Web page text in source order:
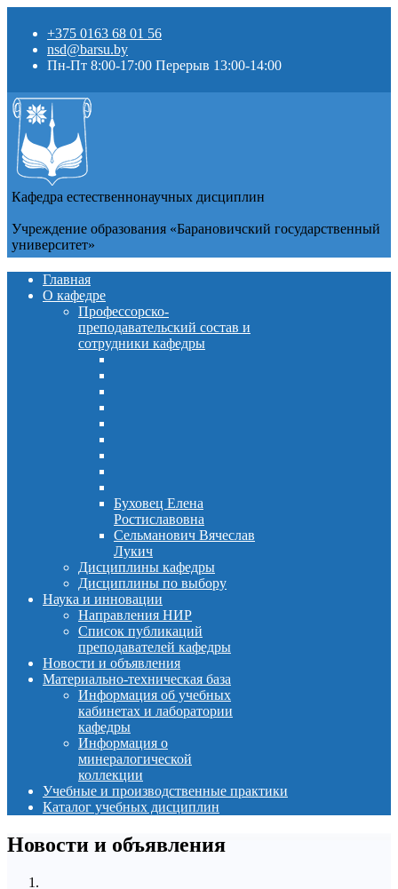
+375 0163 68 01 56
nsd@barsu.by
Пн-Пт 8:00-17:00 Перерыв 13:00-14:00
Кафедра естественнонаучных дисциплин
Учреждение образования «Барановичский государственный
университет»
Главная
О кафедре
Профессорско-
преподавательский состав и
сотрудники кафедры
Буховец Елена
Ростиславовна
Сельманович Вячеслав
Лукич
Дисциплины кафедры
Дисциплины по выбору
Наука и инновации
Направления НИР
Список публикаций
преподавателей кафедры
Новости и объявления
Материально-техническая база
Информация об учебных
кабинетах и лаборатории
кафедры
Информация о
минералогической
коллекции
Учебные и производственные практики
Каталог учебных дисциплин
Новости и объявления